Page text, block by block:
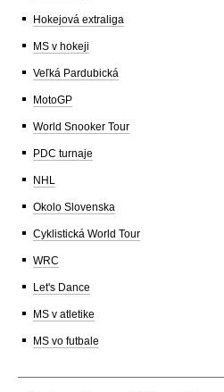
Hokejová extraliga
MS v hokeji
Veľká Pardubická
MotoGP
World Snooker Tour
PDC turnaje
NHL
Okolo Slovenska
Cyklistická World Tour
WRC
Let's Dance
MS v atletike
MS vo futbale